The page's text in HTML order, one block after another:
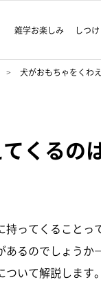
雑学お楽しみ しつけ
犬がおもちゃをくわ
くるの
持ってくること
あるのでしょうか
いて解説しま